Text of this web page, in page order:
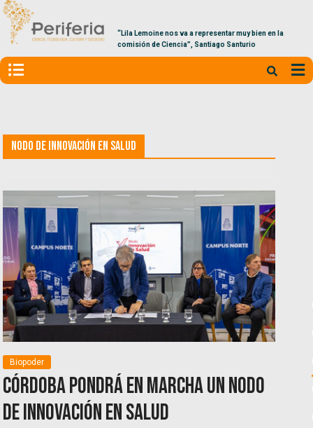
“Lila Lemoine nos va a representar muy bien en la
comisión de Ciencia”, Santiago Santurio
Nodo de Innovación en Salud
Biopoder
Córdoba pondrá en marcha un Nodo
de Innovación en Salud